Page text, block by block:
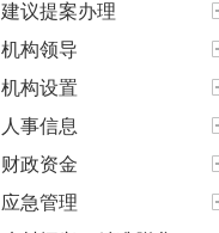
建议提案办理
机构领导
机构设置
人事信息
财政资金
应急管理